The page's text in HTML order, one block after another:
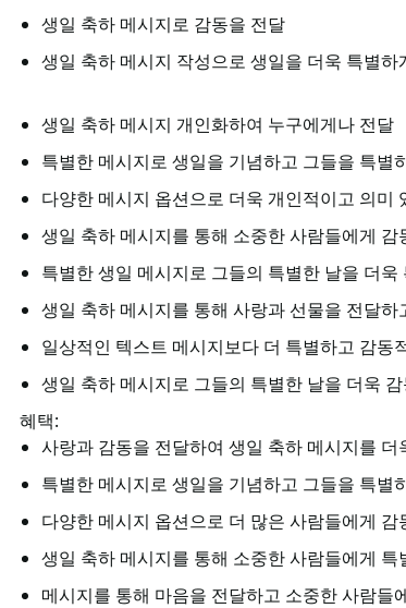
생일 축하 메시지로 감동을 전달
생일 축하 메시지 작성으로 생일을 더욱 특별하
생일 축하 메시지 개인화하여 누구에게나 전달
특별한 메시지로 생일을 기념하고 그들을 특별
다양한 메시지 옵션으로 더욱 개인적이고 의미
생일 축하 메시지를 통해 소중한 사람들에게
특별한 생일 메시지로 그들의 특별한 날을 더
생일 축하 메시지를 통해 사랑과 선물을 전달하
일상적인 텍스트 메시지보다 더 특별하고 감동
생일 축하 메시지로 그들의 특별한 날을 더욱
혜택:
사랑과 감동을 전달하여 생일 축하 메시지를 더
특별한 메시지로 생일을 기념하고 그들을 특별
다양한 메시지 옵션으로 더 많은 사람들에게 감
생일 축하 메시지를 통해 소중한 사람들에게 특
메시지를 통해 마음을 전달하고 소중한 사람들